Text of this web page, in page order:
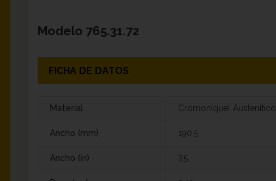
Modelo 765.31.72
FICHA DE DATOS
Material Cromoníquel Austenítico
Ancho (mm) 190,5
Ancho (in) 7,5